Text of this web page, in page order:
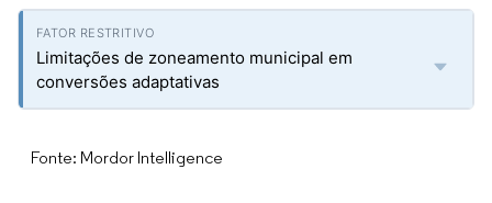
Limitações de zoneamento municipal em
conversões adaptativas
Fonte: Mordor Intelligence